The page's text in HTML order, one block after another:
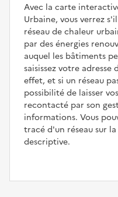
Avec la carte
Urbaine, vous verrez
réseau de chaleur
par des énergies
auquel les bâtiments
saisissez votre
effet, et si un réseau
possibilité de laisser
recontacté par son
informations. Vous
tracé d'un réseau sur
descriptive.